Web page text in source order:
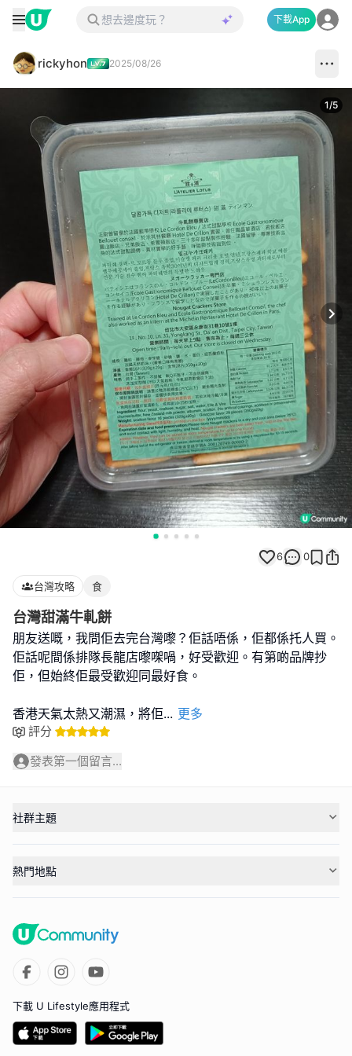
下載App
rickyhon 2025/08/26
1/5
6 0
台灣攻略 食
台灣甜滿牛軋餅
朋友送嘅，我問佢去完台灣嚟？佢話唔係，佢都係托人買。
佢話呢間係排隊長龍店嚟㗎喎，好受歡迎。有第啲品牌抄
佢，但始終佢最受歡迎同最好食。
香港天氣太熱又潮濕，將佢... 更多
評分
發表第一個留言...
社群主題
熱門地點
下載 U Lifestyle應用程式